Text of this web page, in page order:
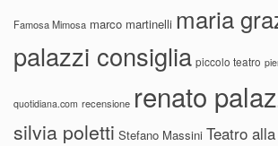
Famosa Mimosa marco martinelli maria
palazzi consiglia piccolo teatro
quotidiana.com recensione renato
silvia poletti Stefano Massini Teatro